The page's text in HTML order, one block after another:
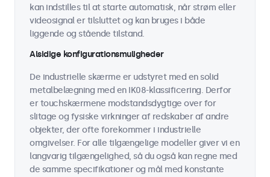
kan indstilles til at starte automatisk, når strøm eller
videosignal er tilsluttet og kan bruges i både
liggende og stående tilstand.
Alsidige konfigurationsmuligheder
De industrielle skærme er udstyret med en solid
metalbelægning med en IK08-klassificering. Derfor
er touchskærmene modstandsdygtige over for
slitage og fysiske virkninger af redskaber af andre
objekter, der ofte forekommer i industrielle
omgivelser. For alle tilgængelige modeller giver vi en
langvarig tilgængelighed, så du også kan regne med
de samme specifikationer og mål med konstante